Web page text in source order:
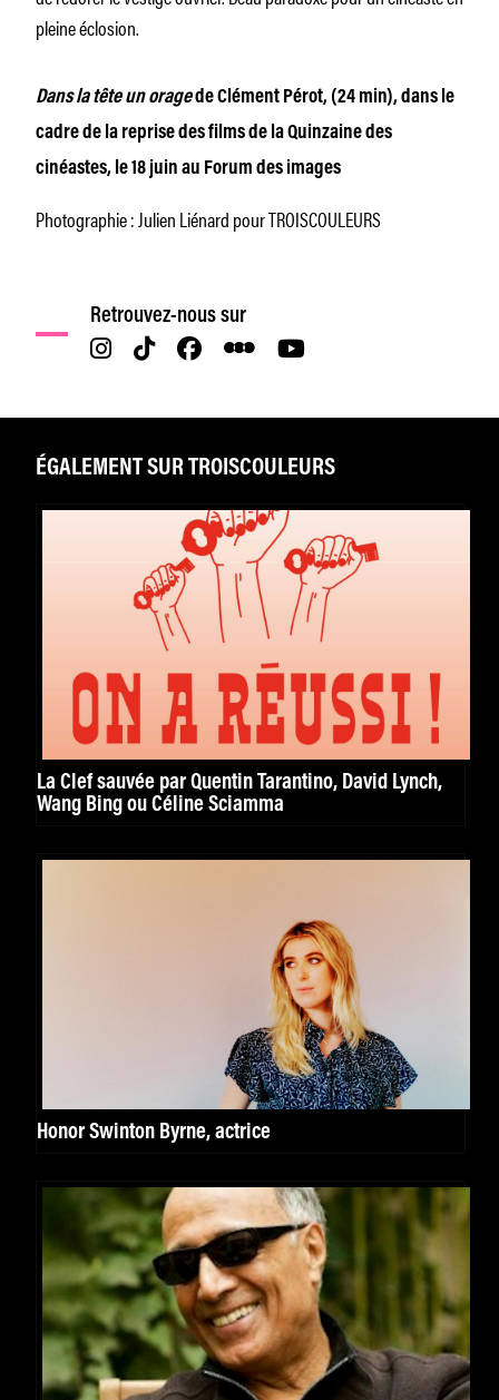
pleine éclosion.
Dans la tête un oragede Clément Pérot, (24 min), dans le
cadre de la reprise des films de la Quinzaine des
cinéastes, le 18 juin au Forum des images
Photographie : Julien Liénard pour TROISCOULEURS
Retrouvez-nous sur
ÉGALEMENT SUR TROISCOULEURS
La Clef sauvée par Quentin Tarantino, David Lynch,
Wang Bing ou Céline Sciamma
Honor Swinton Byrne, actrice